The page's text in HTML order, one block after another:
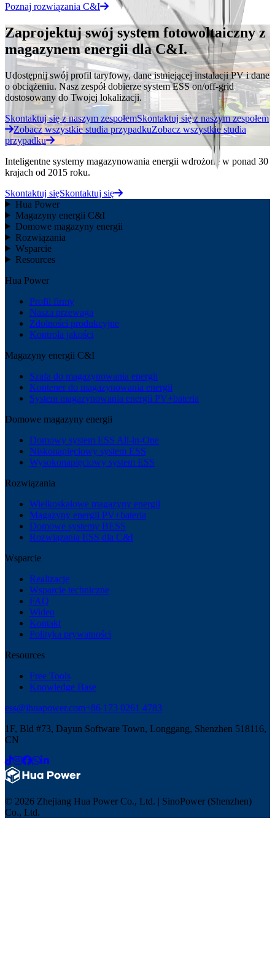
Poznaj rozwiązania C&I
Zaprojektuj swój system fotowoltaiczny z
magazynem energii dla C&I.
Udostępnij swój profil taryfowy, dane istniejącej instalacji PV i dane
o obciążeniu. Nasz zespół dobierze system ESS on/off-grid
dostosowany do Twojej lokalizacji.
Skontaktuj się z naszym zespołemSkontaktuj się z naszym zespołem
Zobacz wszystkie studia przypadkuZobacz wszystkie studia
przypadku
Inteligentne systemy magazynowania energii wdrożone w ponad 30
krajach od 2015 roku.
Skontaktuj sięSkontaktuj się
Hua Power
Magazyny energii C&I
Domowe magazyny energii
Rozwiązania
Wsparcie
Resources
Hua Power
Profil firmy
Nasza przewaga
Zdolności produkcyjne
Kontrola jakości
Magazyny energii C&I
Szafa do magazynowania energii
Kontener do magazynowania energii
System magazynowania energii PV+bateria
Domowe magazyny energii
Domowy system ESS All-in-One
Niskonapięciowy system ESS
Wysokonapięciowy system ESS
Rozwiązania
Wielkoskalowe magazyny energii
Magazyny energii PV+bateria
Domowe systemy BESS
Rozwiązania ESS dla C&I
Wsparcie
Realizacje
Wsparcie techniczne
FAQ
Wideo
Kontakt
Polityka prywatności
Resources
Free Tools
Knowledge Base
ess@ihuapower.com+86 173 0261 4783
1F, Bld #73, Dayun Software Town, Longgang, Shenzhen 518116,
CN
© 2026 Zhejiang Hua Power Co., Ltd. | SinoPower (Shenzhen)
Co., Ltd.